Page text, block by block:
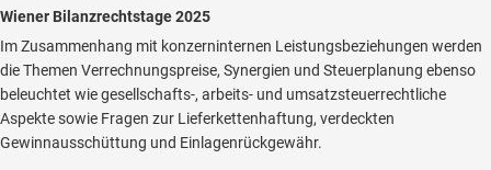
Wiener Bilanzrechtstage 2025
Im Zusammenhang mit konzerninternen Leistungsbeziehungen werden
die Themen Verrechnungspreise, Synergien und Steuerplanung ebenso
beleuchtet wie gesellschafts-, arbeits- und umsatzsteuerrechtliche
Aspekte sowie Fragen zur Lieferkettenhaftung, verdeckten
Gewinnausschüttung und Einlagenrückgewähr.